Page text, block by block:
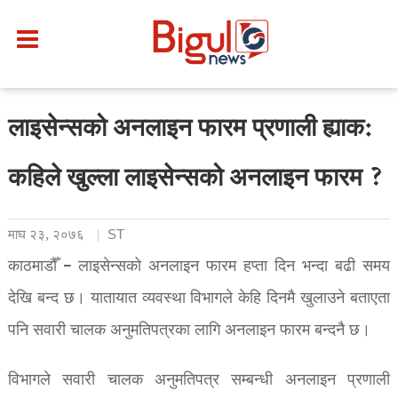
लाइसेन्सको अनलाइन फारम प्रणाली ह्याक:
कहिले खुल्ला लाइसेन्सको अनलाइन फारम ?
माघ २३, २०७६ ST
काठमाडौँ – लाइसेन्सको अनलाइन फारम हप्ता दिन भन्दा बढी समय
देखि बन्द छ। यातायात व्यवस्था विभागले केहि दिनमै खुलाउने बताएता
पनि सवारी चालक अनुमतिपत्रका लागि अनलाइन फारम बन्दनै छ।
विभागले सवारी चालक अनुमतिपत्र सम्बन्धी अनलाइन प्रणाली